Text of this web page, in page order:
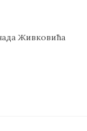
Живковића